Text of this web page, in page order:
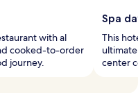
with al
cooked-to-order
journey.
Spa
This
center